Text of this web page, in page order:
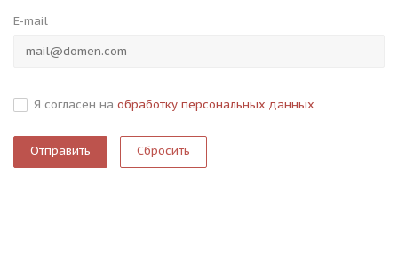
E-mail
Я согласен на обработку персональных данных
Сбросить